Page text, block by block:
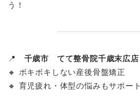
う！
📍
千歳市 てて整骨院千歳末広店
🔸 ボキボキしない産後骨盤矯正
🔸 育児疲れ・体型の悩みもサポート